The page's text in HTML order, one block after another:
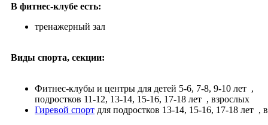
В фитнес-клубе есть:
тренажерный зал
Виды спорта, секции:
Фитнес-клубы и центры для детей 5-6, 7-8, 9-10 лет ,
подростков 11-12, 13-14, 15-16, 17-18 лет , взрослых
Гиревой спорт для подростков 13-14, 15-16, 17-18 лет ,